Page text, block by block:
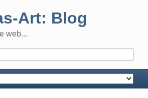
Art: Blog
web...